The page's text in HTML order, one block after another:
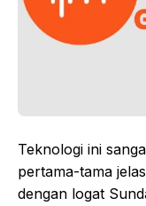
Teknologi ini
pertama-tama
dengan logat